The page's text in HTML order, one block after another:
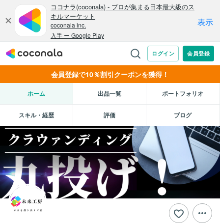
会員登録で10％割引クーポンを獲得！
ホーム 出品一覧 ポートフォリオ
スキル・経歴 評価 ブログ